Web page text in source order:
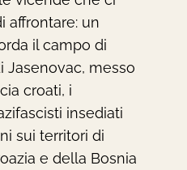
affrontare: un
il campo di
messo
croati, i
insediati
sui territori di
e della Bosnia